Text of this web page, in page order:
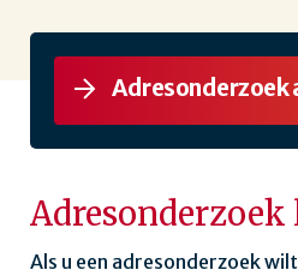
Adresonderzoek
Adresonderzoek
Als u een adresonderzoek